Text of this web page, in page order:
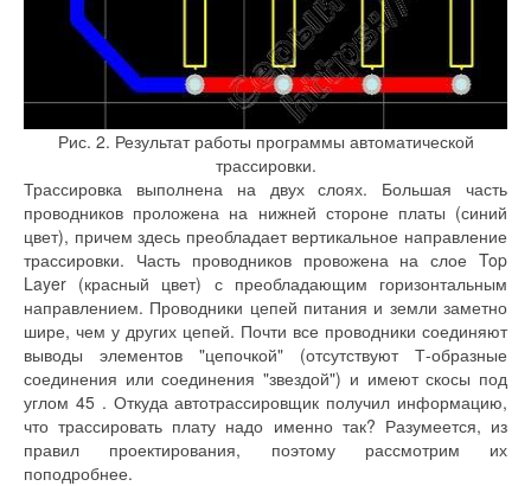
Рис. 2. Результат работы программы автоматической
трассировки.
Трассировка выполнена на двух слоях. Большая часть
проводников проложена на нижней стороне платы (синий
цвет), причем здесь преобладает вертикальное направление
трассировки. Часть проводников провожена на слое Top
Layer (красный цвет) с преобладающим горизонтальным
направлением. Проводники цепей питания и земли заметно
шире, чем у других цепей. Почти все проводники соединяют
выводы элементов "цепочкой" (отсутствуют Т-образные
соединения или соединения "звездой") и имеют скосы под
углом 45 . Откуда автотрассировщик получил информацию,
что трассировать плату надо именно так? Разумеется, из
правил проектирования, поэтому рассмотрим их
поподробнее.